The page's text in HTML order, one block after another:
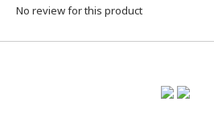
No review for this product